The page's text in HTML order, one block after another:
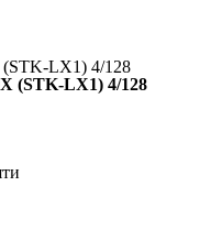
LX1) 4/128
(STK-LX1) 4/128